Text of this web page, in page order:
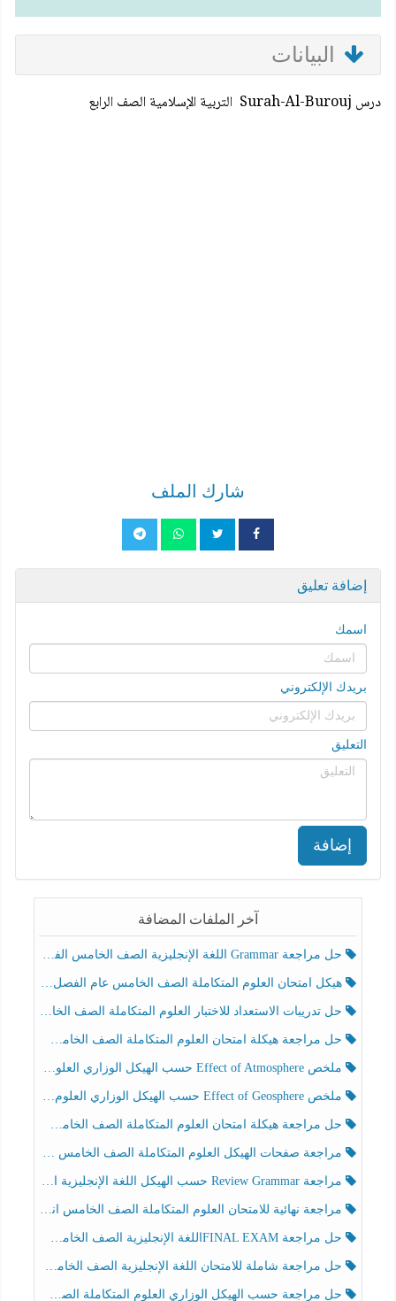
البيانات
درس Surah-Al-Burouj التربية الإسلامية الصف الرابع
شارك الملف
إضافة تعليق
اسمك
بريدك الإلكتروني
التعليق
إضافة
آخر الملفات المضافة
حل مراجعة Grammar اللغة الإنجليزية الصف الخامس الفصل الثالث
هيكل امتحان العلوم المتكاملة الصف الخامس عام الفصل الدراسي الثالث 2025-2026
حل تدريبات الاستعداد للاختبار العلوم المتكاملة الصف الخامس عام الفصل الثالث
حل مراجعة هيكلة امتحان العلوم المتكاملة الصف الخامس انسبير الفصل الثالث
ملخص Effect of Atmosphere حسب الهيكل الوزاري العلوم المتكاملة الصف الخامس انسبير الفصل الثالث
ملخص Effect of Geosphere حسب الهيكل الوزاري العلوم المتكاملة الصف الخامس انسبير الفصل الثالث
حل مراجعة هيكلة امتحان العلوم المتكاملة الصف الخامس عام الفصل الثالث
مراجعة صفحات الهيكل العلوم المتكاملة الصف الخامس انسبير الفصل الثالث
مراجعة Review Grammar حسب الهيكل اللغة الإنجليزية الصف الخامس الفصل الثالث
مراجعة نهائية للامتحان العلوم المتكاملة الصف الخامس انسبير الفصل الثالث
حل مراجعة FINAL EXAMاللغة الإنجليزية الصف الخامس الفصل الثالث
حل مراجعة شاملة للامتحان اللغة الإنجليزية الصف الخامس الفصل الثالث
حل مراجعة حسب الهيكل الوزاري العلوم المتكاملة الصف الخامس عام الفصل الثالث